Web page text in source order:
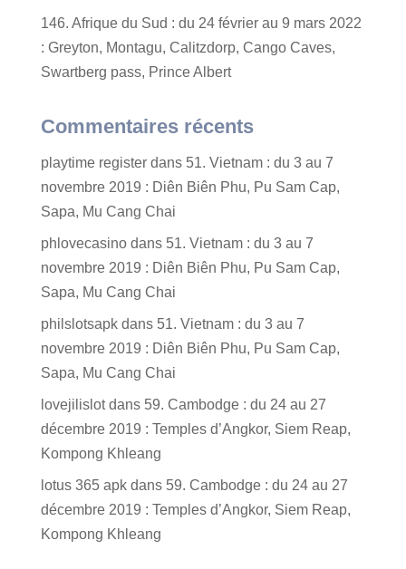
146. Afrique du Sud : du 24 février au 9 mars 2022
: Greyton, Montagu, Calitzdorp, Cango Caves,
Swartberg pass, Prince Albert
Commentaires récents
playtime registerdans 51. Vietnam : du 3 au 7
novembre 2019 : Diên Biên Phu, Pu Sam Cap,
Sapa, Mu Cang Chai
phlovecasinodans 51. Vietnam : du 3 au 7
novembre 2019 : Diên Biên Phu, Pu Sam Cap,
Sapa, Mu Cang Chai
philslotsapkdans 51. Vietnam : du 3 au 7
novembre 2019 : Diên Biên Phu, Pu Sam Cap,
Sapa, Mu Cang Chai
lovejilislotdans 59. Cambodge : du 24 au 27
décembre 2019 : Temples d’Angkor, Siem Reap,
Kompong Khleang
lotus 365 apkdans 59. Cambodge : du 24 au 27
décembre 2019 : Temples d’Angkor, Siem Reap,
Kompong Khleang